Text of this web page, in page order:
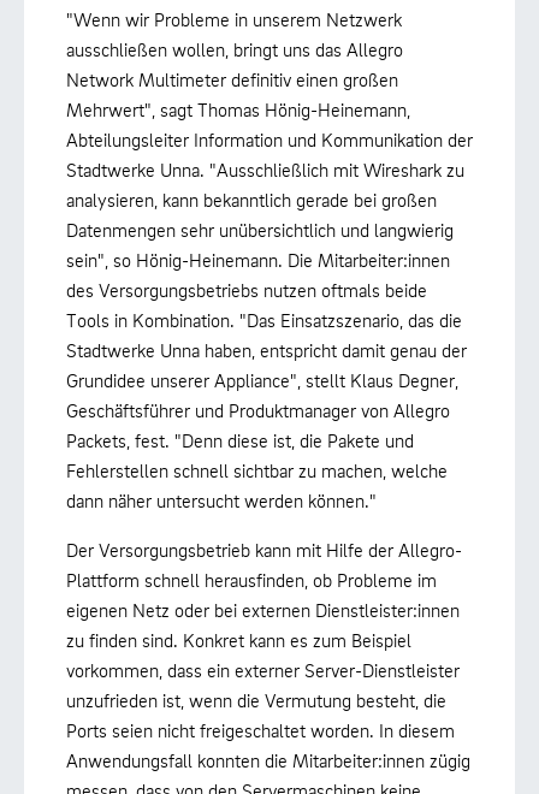
"Wenn wir Probleme in unserem Netzwerk
ausschließen wollen, bringt uns das Allegro
Network Multimeter definitiv einen großen
Mehrwert", sagt Thomas Hönig-Heinemann,
Abteilungsleiter Information und Kommunikation der
Stadtwerke Unna. "Ausschließlich mit Wireshark zu
analysieren, kann bekanntlich gerade bei großen
Datenmengen sehr unübersichtlich und langwierig
sein", so Hönig-Heinemann. Die Mitarbeiter:innen
des Versorgungsbetriebs nutzen oftmals beide
Tools in Kombination. "Das Einsatzszenario, das die
Stadtwerke Unna haben, entspricht damit genau der
Grundidee unserer Appliance", stellt Klaus Degner,
Geschäftsführer und Produktmanager von Allegro
Packets, fest. "Denn diese ist, die Pakete und
Fehlerstellen schnell sichtbar zu machen, welche
dann näher untersucht werden können."
Der Versorgungsbetrieb kann mit Hilfe der Allegro-
Plattform schnell herausfinden, ob Probleme im
eigenen Netz oder bei externen Dienstleister:innen
zu finden sind. Konkret kann es zum Beispiel
vorkommen, dass ein externer Server-Dienstleister
unzufrieden ist, wenn die Vermutung besteht, die
Ports seien nicht freigeschaltet worden. In diesem
Anwendungsfall konnten die Mitarbeiter:innen zügig